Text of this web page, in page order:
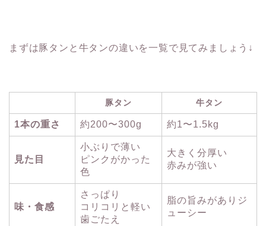
まずは豚タンと牛タンの違いを一覧で見てみましょう↓
豚タン 牛タン
1本の重さ 約200〜300g 約1〜1.5kg
見た目
小ぶりで薄い
ピンクがかった
色
大きく分厚い
赤みが強い
味・食感
さっぱり
コリコリと軽い
歯ごたえ
脂の旨みがありジ
ューシー